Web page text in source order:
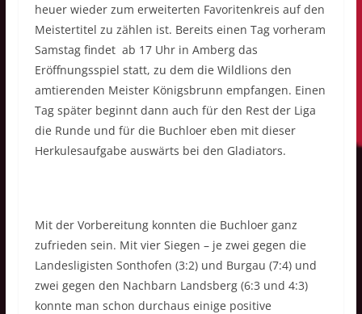
heuer wieder zum erweiterten Favoritenkreis auf den
Meistertitel zu zählen ist. Bereits einen Tag vorheram
Samstag findet ab 17 Uhr in Amberg das
Eröffnungsspiel statt, zu dem die Wildlions den
amtierenden Meister Königsbrunn empfangen. Einen
Tag später beginnt dann auch für den Rest der Liga
die Runde und für die Buchloer eben mit dieser
Herkulesaufgabe auswärts bei den Gladiators.
Mit der Vorbereitung konnten die Buchloer ganz
zufrieden sein. Mit vier Siegen – je zwei gegen die
Landesligisten Sonthofen (3:2) und Burgau (7:4) und
zwei gegen den Nachbarn Landsberg (6:3 und 4:3)
konnte man schon durchaus einige positive